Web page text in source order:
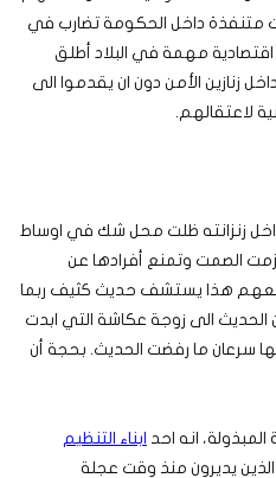
داخل الحكومة تضارب في
مهمة في البلاد أطلق
زنازين الأمن دون ان يقدموا الى
لاعتقالهم.
زنزانته ظلت محل شك في اوساط
لزمت الصمت وتمنع أفرادها عن
هذا يستشف حديث كثيف ربما
الحديث الى زوجة عكاشة التي ابدت
سرعان ما رفضت الحديث. بحجة أن
انه احد ابناء التنظيم
الذين يديرون منذ وقت عجلة